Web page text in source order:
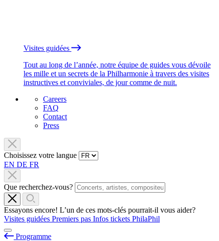
Visites guidées
Tout au long de l’année, notre équipe de guides vous dévoile
les mille et un secrets de la Philharmonie à travers des visites
instructives et conviviales, de jour comme de nuit.
Careers
FAQ
Contact
Press
Choisissez votre langue
EN DE FR
Que recherchez-vous?
Essayons encore! L’un de ces mots-clés pourrait-il vous aider?
Visites guidées Premiers pas Infos tickets PhilaPhil
Programme